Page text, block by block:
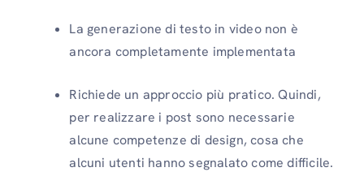
La generazione di testo in video non è
ancora completamente implementata
Richiede un approccio più pratico. Quindi,
per realizzare i post sono necessarie
alcune competenze di design, cosa che
alcuni utenti hanno segnalato come difficile.